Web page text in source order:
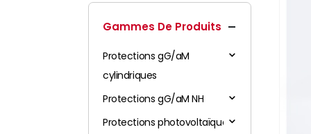
Gammes De Produits
Protections gG/aM
cylindriques
Protections gG/aM NH
Protections photovoltaïques